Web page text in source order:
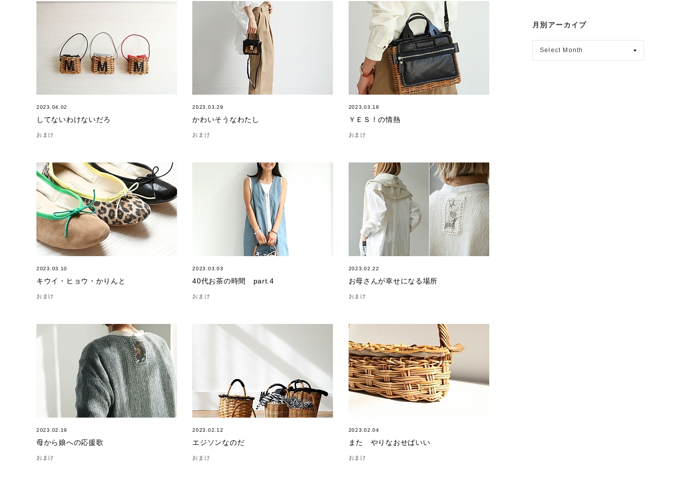
2023.04.02
してないわけないだろ
おまけ
2023.03.29
かわいそうなわたし
おまけ
2023.03.18
ＹＥＳ！の情熱
おまけ
2023.03.10
キウイ・ヒョウ・かりんと
おまけ
2023.03.03
40代お茶の時間 part.4
おまけ
2023.02.22
お母さんが幸せになる場所
おまけ
2023.02.19
母から娘への応援歌
おまけ
2023.02.12
エジソンなのだ
おまけ
2023.02.04
また やりなおせばいい
おまけ
月別アーカイブ
ア